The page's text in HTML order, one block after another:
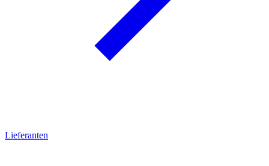
Lieferanten